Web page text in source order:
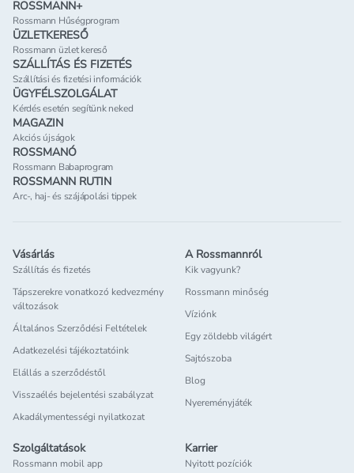
ROSSMANN+
Rossmann Hűségprogram
ÜZLETKERESŐ
Rossmann üzlet kereső
SZÁLLÍTÁS ÉS FIZETÉS
Szállítási és fizetési információk
ÜGYFÉLSZOLGÁLAT
Kérdés esetén segítünk neked
MAGAZIN
Akciós újságok
ROSSMANÓ
Rossmann Babaprogram
ROSSMANN RUTIN
Arc-, haj- és szájápolási tippek
Vásárlás
Szállítás és fizetés
Tápszerekre vonatkozó kedvezmény
változások
Általános Szerződési Feltételek
Adatkezelési tájékoztatóink
Elállás a szerződéstől
Visszaélés bejelentési szabályzat
Akadálymentességi nyilatkozat
A Rossmannról
Kik vagyunk?
Rossmann minőség
Víziónk
Egy zöldebb világért
Sajtószoba
Blog
Nyereményjáték
Szolgáltatások
Rossmann mobil app
Karrier
Nyitott pozíciók